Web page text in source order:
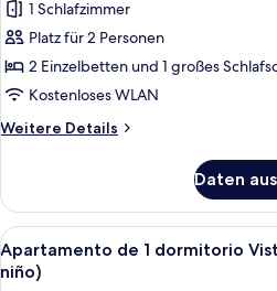
Apartamento
de
1
dormitorio
Piscina
anzeigen
1 Schlafzimmer
Platz für 2 Personen
2 Einzelbetten und 1 großes
Kostenloses WLAN
Weitere Details
Weitere
de
dormitorio
Vista
Piscina
Daten
Alle
Fotos
7
Apartamento de 1 dormitorio
niño)